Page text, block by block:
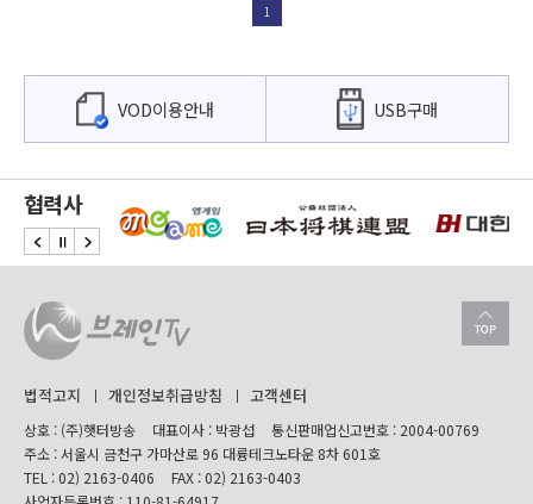
1
VOD이용안내 USB구매
협력사
법적고지 개인정보취급방침 고객센터
상호 : (주)햇터방송 대표이사 : 박광섭
통신판매업신고번호 : 2004-00769
주소 : 서울시 금천구 가마산로 96 대륭테크노타운 8차 601호
TEL : 02) 2163-0406
FAX : 02) 2163-0403